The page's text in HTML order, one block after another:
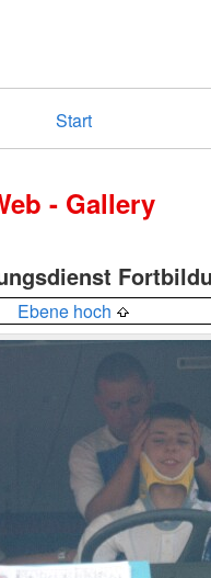
Start
- Gallery
Ebene hoch